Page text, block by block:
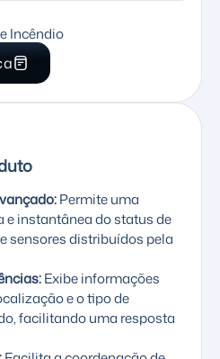
Incêndio
Permite uma
e instantânea do status de
sensores distribuídos pela
Exibe informações
e o tipo de
facilitando uma resposta